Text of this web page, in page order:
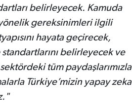
belirleyecek. Kamuda
gereksinimleri ilgili
hayata geçirecek,
belirleyecek ve
tüm paydaşlarımızla
Türkiye’mizin yapay zeka